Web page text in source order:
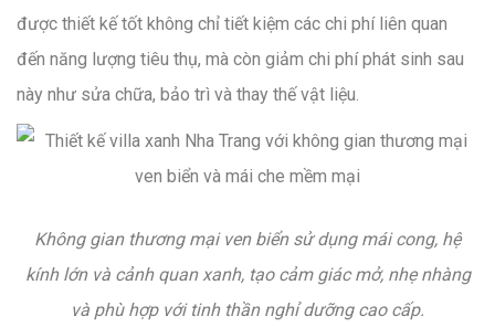
được thiết kế tốt không chỉ tiết kiệm các chi phí liên quan
đến năng lượng tiêu thụ, mà còn giảm chi phí phát sinh sau
này như sửa chữa, bảo trì và thay thế vật liệu.
Không gian thương mại ven biển sử dụng mái cong, hệ
kính lớn và cảnh quan xanh, tạo cảm giác mở, nhẹ nhàng
và phù hợp với tinh thần nghỉ dưỡng cao cấp.